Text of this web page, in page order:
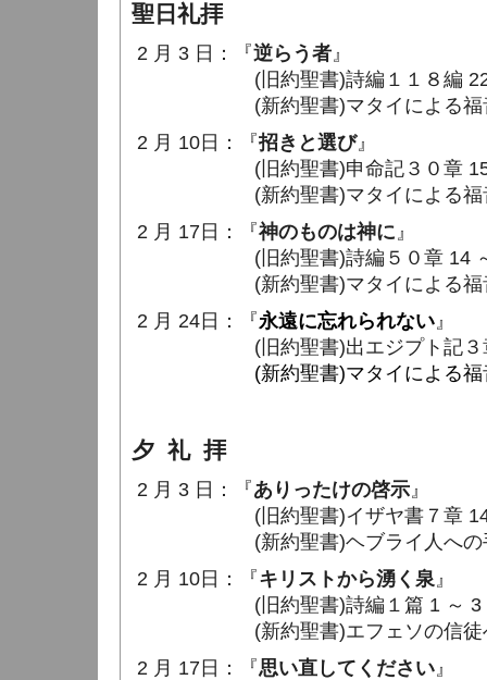
聖日礼拝
2 月 3 日：『逆らう者』
(旧約聖書)詩編１１８編 22
(新約聖書)マタイによる福音
2 月 10日：『招きと選び』
(旧約聖書)申命記３０章 15
(新約聖書)マタイによる福音
2 月 17日：『神のものは神に』
(旧約聖書)詩編５０章 14 ～
(新約聖書)マタイによる福音
2 月 24日：『永遠に忘れられない』
(旧約聖書)出エジプト記３章
(新約聖書)マタイによる福音
夕 礼 拝
2 月 3 日：『ありったけの啓示』
(旧約聖書)イザヤ書７章 14
(新約聖書)ヘブライ人への手
2 月 10日：『キリストから湧く泉』
(旧約聖書)詩編１篇 1 ～ 3
(新約聖書)エフェソの信徒への
2 月 17日：『思い直してください』